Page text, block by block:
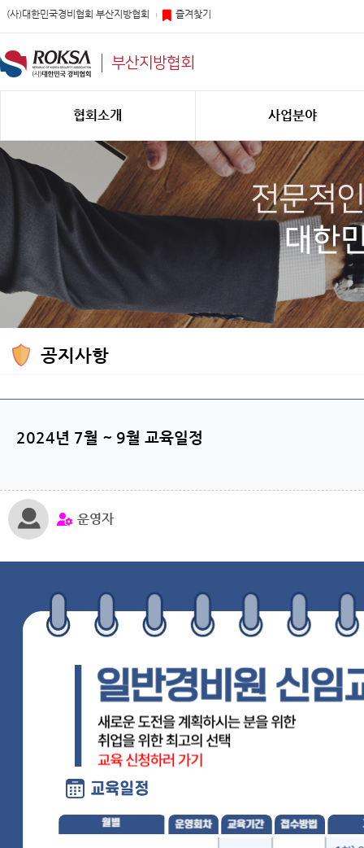
(사)대한민국경비협회 부산지방협회 즐겨찾기
부산지방협회
협회소개 사업분야
공지사항
2024년 7월 ~ 9월 교육일정
운영자